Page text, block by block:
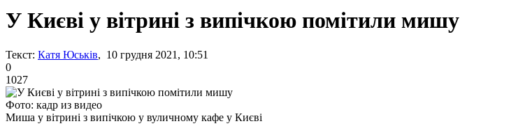
У Києві у вітрині з випічкою помітили мишу
Текст: Катя Юськів, 10 грудня 2021, 10:51
0
1027
Фото: кадр из видео
Миша у вітрині з випічкою у вуличному кафе у Києві